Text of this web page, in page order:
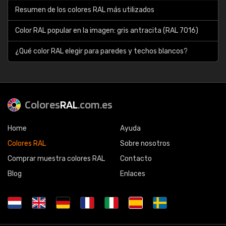
Resumen de los colores RAL más utilizados
Color RAL popular en la imagen: gris antracita (RAL 7016)
¿Qué color RAL elegir para paredes y techos blancos?
ColoresRAL.com.es
Home
Colores RAL
Comprar muestra colores RAL
Blog
Ayuda
Sobre nosotros
Contacto
Enlaces